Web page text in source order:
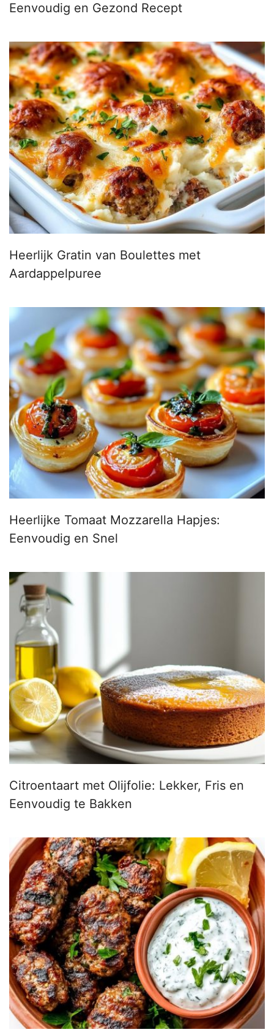
Eenvoudig en Gezond Recept
Heerlijk Gratin van Boulettes met
Aardappelpuree
Heerlijke Tomaat Mozzarella Hapjes:
Eenvoudig en Snel
Citroentaart met Olijfolie: Lekker, Fris en
Eenvoudig te Bakken